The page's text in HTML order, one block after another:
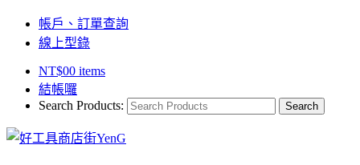
帳戶、訂單查詢
線上型錄
NT$00 items
結帳囉
Search Products: